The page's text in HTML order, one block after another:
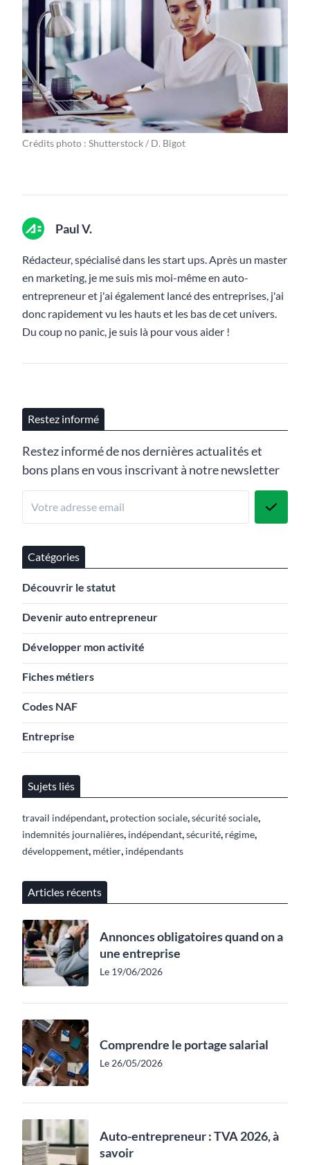
Crédits photo : Shutterstock / D. Bigot
Paul V.
Rédacteur, spécialisé dans les start ups. Après un master
en marketing, je me suis mis moi-même en auto-
entrepreneur et j'ai également lancé des entreprises, j'ai
donc rapidement vu les hauts et les bas de cet univers.
Du coup no panic, je suis là pour vous aider !
Restez informé
Restez informé de nos dernières actualités et
bons plans en vous inscrivant à notre newsletter
Catégories
Découvrir le statut
Devenir auto entrepreneur
Développer mon activité
Fiches métiers
Codes NAF
Entreprise
Sujets liés
travail indépendant, protection sociale,sécurité sociale,
indemnités journalières, indépendant,sécurité, régime,
développement, métier, indépendants
Articles récents
Annonces obligatoires quand on a
une entreprise
Le 19/06/2026
Comprendre le portage salarial
Le 26/05/2026
Auto-entrepreneur : TVA 2026, à
savoir